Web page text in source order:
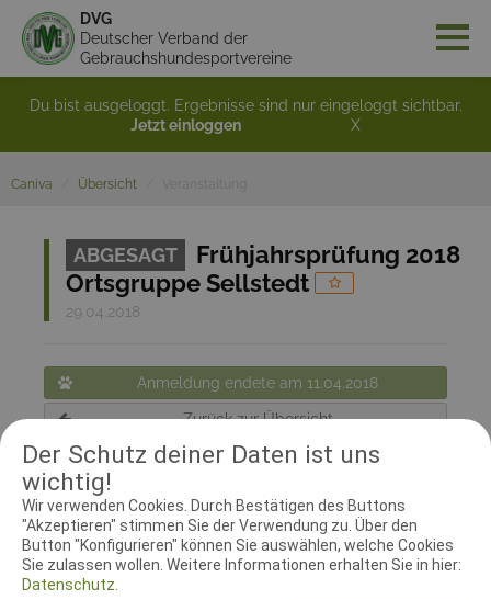
Der Schutz deiner Daten ist uns
wichtig!
Wir verwenden Cookies. Durch Bestätigen des Buttons
"Akzeptieren" stimmen Sie der Verwendung zu. Über den
Button "Konfigurieren" können Sie auswählen, welche Cookies
Sie zulassen wollen. Weitere Informationen erhalten Sie in hier:
Datenschutz.
DVG
Deutscher Verband der
Gebrauchshundesportvereine
Du bist ausgeloggt. Ergebnisse sind nur eingeloggt sichtbar.
Jetzt einloggen
X
Caniva Übersicht
ABGESAGT
Frühjahrsprüfung 2018
Ortsgruppe Sellstedt
29.04.2018
Anmeldung endete am 11.04.2018
Zurück zur Übersicht
RICHTER UND HELFER
Leistungsrichter